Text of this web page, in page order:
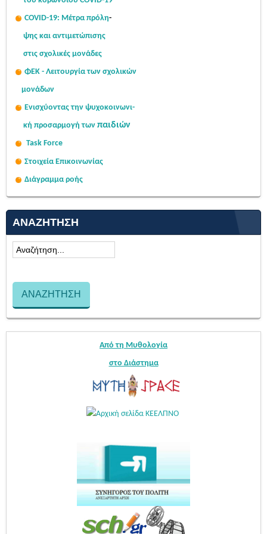
COVID-19: Μέτρα πρόλη-
ψης και αντιμετώπισης
στις σχολικές μονάδες
ΦΕΚ - Λειτουργία των σχολικών
μονάδων
Ενισχύοντας την ψυχοκοινωνι-
κή προσαρμογή των παιδιών
Task Force
Στοιχεία Επικοινωνίας
Διάγραμμα ροής
ΑΝΑΖΉΤΗΣΗ
Από τη Μυθολογία
στο Διάστημα